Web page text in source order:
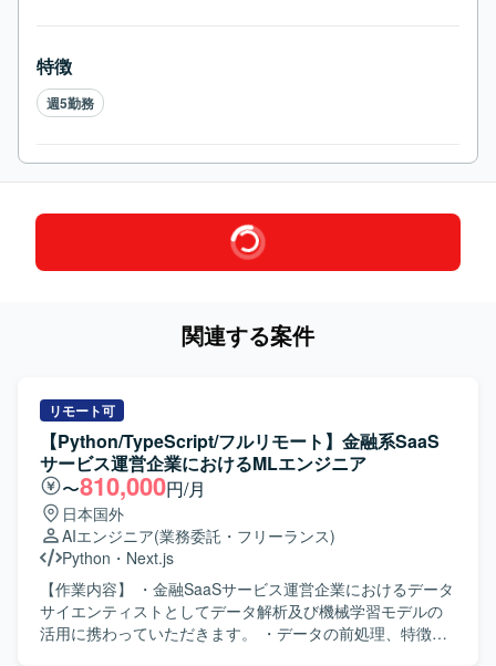
特徴
週5勤務
関連する案件
リモート可
【Python/TypeScript/フルリモート】金融系SaaS
サービス運営企業におけるMLエンジニア
〜810,000円/月
日本国外
AIエンジニア(業務委託・フリーランス)
Python ・ Next.js
【作業内容】 ・金融SaaSサービス運営企業におけるデータ
サイエンティストとしてデータ解析及び機械学習モデルの
活用に携わっていただきます。 ・データの前処理、特徴量